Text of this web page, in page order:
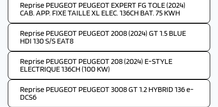
Reprise PEUGEOT PEUGEOT EXPERT FG TOLE (2024)
CAB. APP. FIXE TAILLE XL ELEC. 136CH BAT. 75 KWH
Reprise PEUGEOT PEUGEOT 2008 (2024) GT 1.5 BLUE
HDI 130 S/S EAT8
Reprise PEUGEOT PEUGEOT 208 (2024) E-STYLE
ELECTRIQUE 136CH (100 KW)
Reprise PEUGEOT PEUGEOT 3008 GT 1.2 HYBRID 136 e-
DCS6